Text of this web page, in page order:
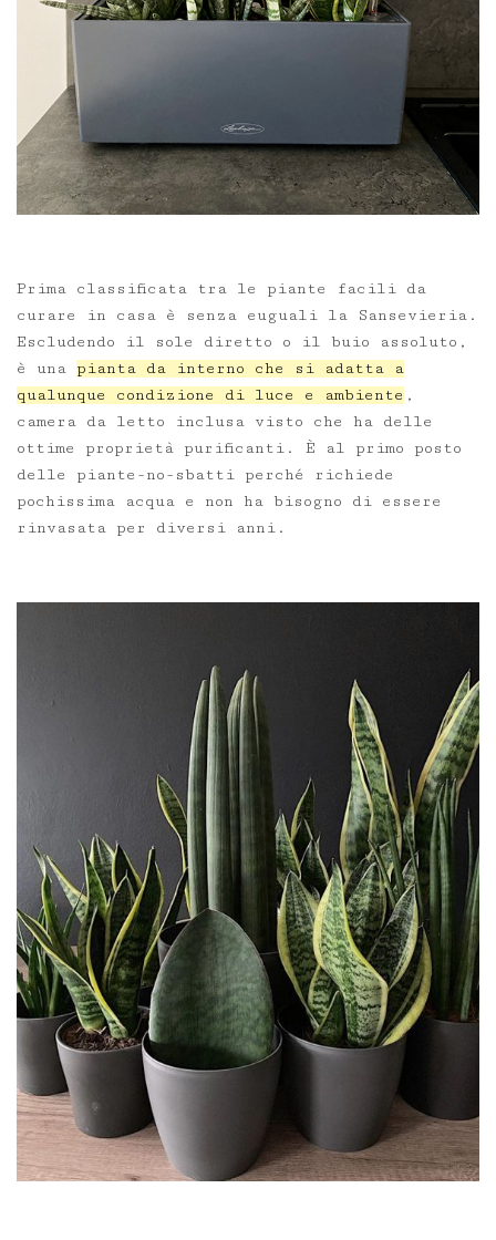
Prima classificata tra le piante facili da
curare in casa è senza euguali la Sansevieria.
Escludendo il sole diretto o il buio assoluto,
è una pianta da interno che si adatta a
qualunque condizione di luce e ambiente ,
camera da letto inclusa visto che ha delle
ottime proprietà purificanti. È al primo posto
delle piante-no-sbatti perché richiede
pochissima acqua e non ha bisogno di essere
rinvasata per diversi anni.